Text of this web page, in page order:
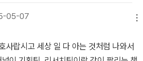
어 여성에 대한 분노를 표출하며 피해망상
성들은 음주와 우울의 늪에 허덕이다 떠밀
년 BBC의 조사에 따르면, 영국 내 자살
45세 미만 남성의 가장 주요한 사망 원
05-07
사랍시고 세상 일 다 아는 것처럼 나와서